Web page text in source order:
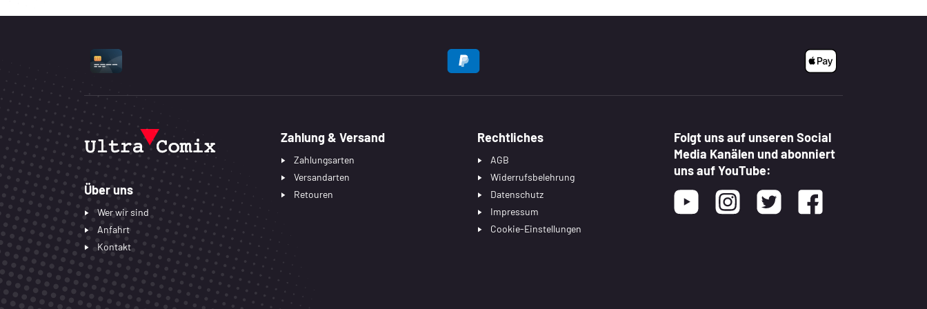
UNTERSTÜTZTE ZAHLUNGSARTEN
Über uns
Wer wir sind
Anfahrt
Kontakt
Zahlung & Versand
Zahlungsarten
Versandarten
Retouren
Rechtliches
AGB
Widerrufsbelehrung
Datenschutz
Impressum
Cookie-Einstellungen
Folgt uns auf unseren Social
Media Kanälen und abonniert
uns auf YouTube:
Youtube InstagramTwitter Facebook